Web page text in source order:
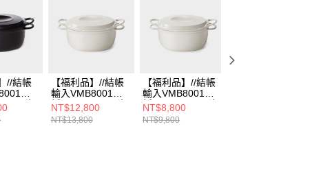
//結帳
享7
琺
深
【福利品】//結帳
輸入VMB8001享7
折// Vermicular琺
瑯鑄鐵鍋23CM(米
白)
NT$12,800
NT$13,800
【福利品】//結帳
輸入VMB8001享7
折// Vermicular琺
瑯鑄鐵鍋19CM(米
白)
NT$8,800
NT$9,800